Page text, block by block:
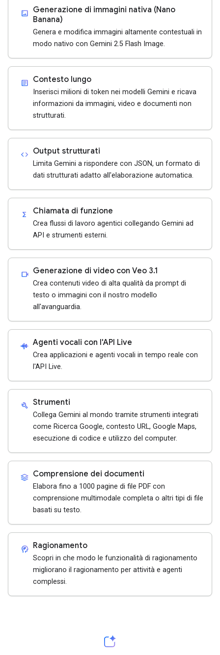
imagesmode Generazione di immagini nativa (Nano
Banana)
Genera e modifica immagini altamente contestuali in
modo nativo con Gemini 2.5 Flash Image.
article Contesto lungo
Inserisci milioni di token nei modelli Gemini e ricava
informazioni da immagini, video e documenti non
strutturati.
code Output strutturati
Limita Gemini a rispondere con JSON, un formato di
dati strutturati adatto all'elaborazione automatica.
functions Chiamata di funzione
Crea flussi di lavoro agentici collegando Gemini ad
API e strumenti esterni.
videocam Generazione di video con Veo 3.1
Crea contenuti video di alta qualità da prompt di
testo o immagini con il nostro modello
all'avanguardia.
android_recorder Agenti vocali con l'API Live
Crea applicazioni e agenti vocali in tempo reale con
l'API Live.
build Strumenti
Collega Gemini al mondo tramite strumenti integrati
come Ricerca Google, contesto URL, Google Maps,
esecuzione di codice e utilizzo del computer.
stacks Comprensione dei documenti
Elabora fino a 1000 pagine di file PDF con
comprensione multimodale completa o altri tipi di file
basati su testo.
cognition_2 Ragionamento
Scopri in che modo le funzionalità di ragionamento
migliorano il ragionamento per attività e agenti
complessi.